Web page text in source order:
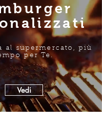
al supermercato, più
per Te.
Vedi